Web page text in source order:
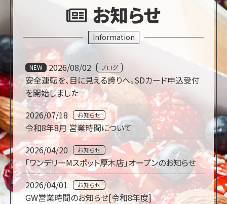
お知らせ
Information
NEW 2026/08/02 ブログ
安全運転を、目に見える誇りへ。SDカード申込受付
を開始しました
2026/07/18
お知らせ
令和8年8月 営業時間について
2026/04/20
お知らせ
「ワンデリーMスポット厚木店」オープンのお知らせ
2026/04/01
お知らせ
GW営業時間のお知らせ[令和8年度]